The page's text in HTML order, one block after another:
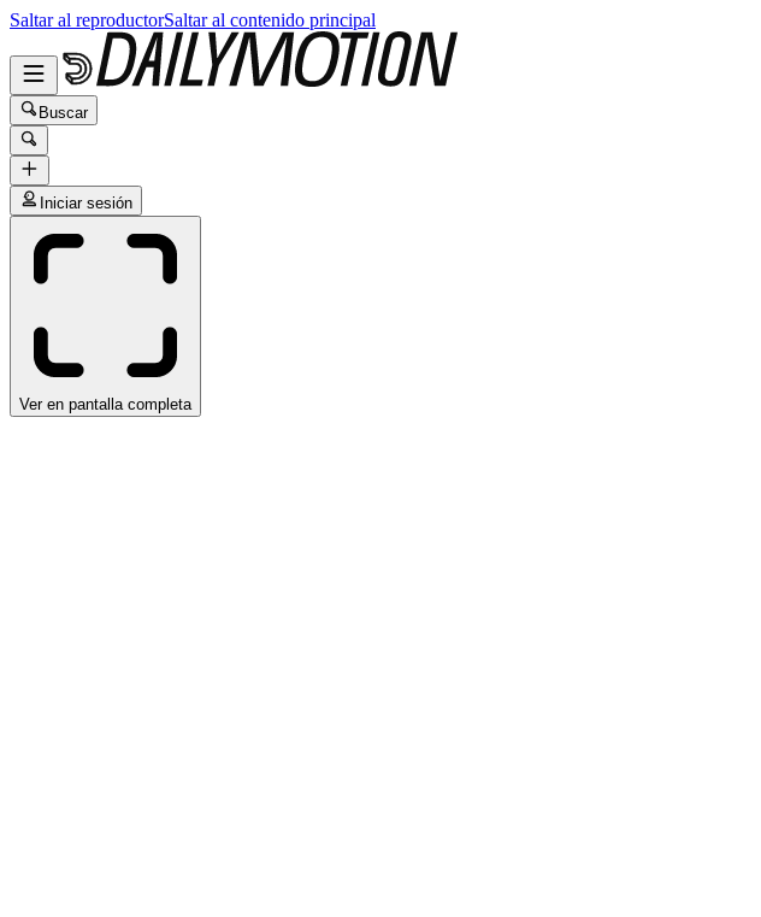
Saltar al reproductorSaltar al contenido principal
Buscar
Iniciar sesión
Ver en pantalla completa